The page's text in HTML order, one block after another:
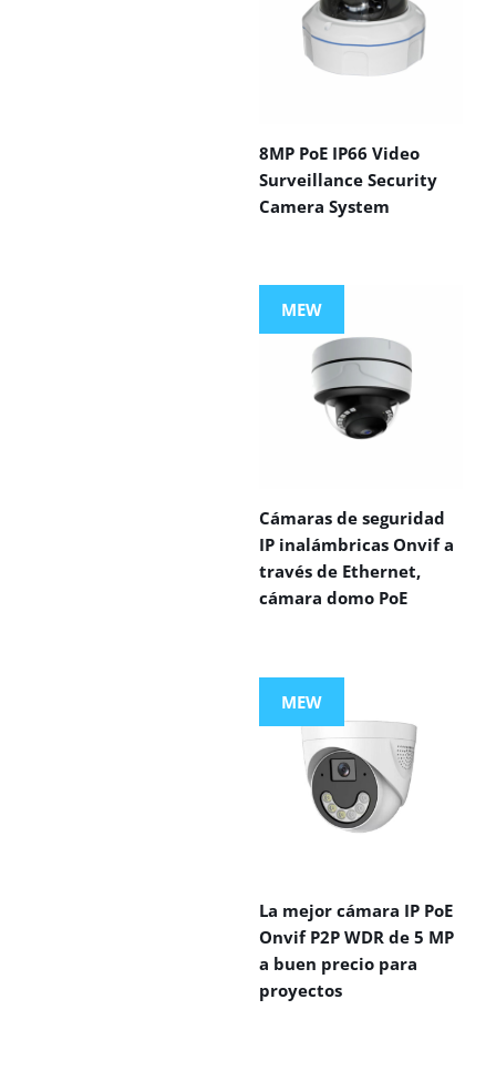
8MP PoE IP66 Video
Surveillance Security
Camera System
MEW
Cámaras de seguridad
IP inalámbricas Onvif a
través de Ethernet,
cámara domo PoE
MEW
La mejor cámara IP PoE
Onvif P2P WDR de 5 MP
a buen precio para
proyectos